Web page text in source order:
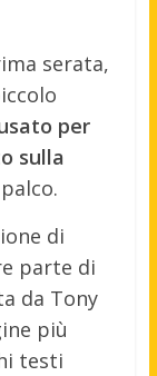
serata,
per
sulla
di
parte di
da Tony
più
testi